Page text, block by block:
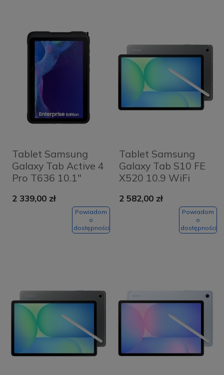
Tablet Samsung
Galaxy Tab Active 4
Pro T636 10.1"
Enterprise Edition
Czarny - Black
2 339,00 zł
Powiadom
o
dostępności
Tablet Samsung
Galaxy Tab S10 FE
X520 10.9 WiFi
Grafitowy -
2 582,00 zł
Powiadom
o
dostępności